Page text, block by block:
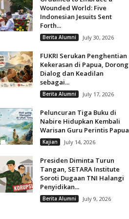
Wounded World: Five
Indonesian Jesuits Sent
Forth...
Berita Alumni July 30, 2026
FUKRI Serukan Penghentian
Kekerasan di Papua, Dorong
Dialog dan Keadilan
sebagai...
Berita Alumni July 17, 2026
Peluncuran Tiga Buku di
Nabire Hidupkan Kembali
Warisan Guru Perintis Papua
Kajian July 14, 2026
Presiden Diminta Turun
Tangan, SETARA Institute
Soroti Dugaan TNI Halangi
Penyidikan...
Berita Alumni July 9, 2026